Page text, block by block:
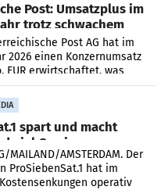
Post: Umsatzplus im
trotz schwachem
Post AG hat im
2026 einen Konzernumsatz
EUR erwirtschaftet, was
3,8 Prozent gegenüber dem
spart und macht
viel Gewinn
MAILAND/AMSTERDAM. Der
ProSiebenSat.1 hat im
operativ